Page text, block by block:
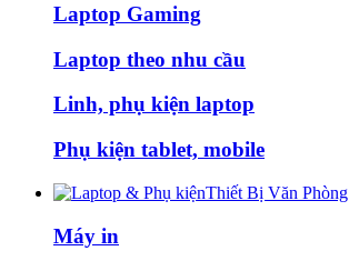
Laptop Gaming
Laptop theo nhu cầu
Linh, phụ kiện laptop
Phụ kiện tablet, mobile
Thiết Bị Văn Phòng
Máy in